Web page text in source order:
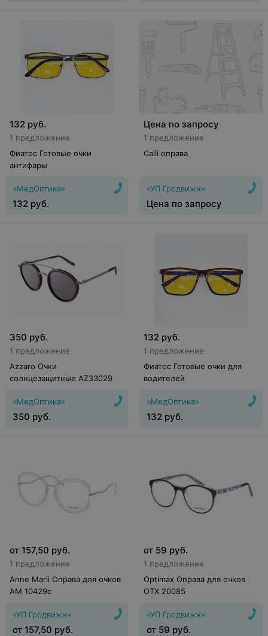
132 руб.
1 предложение
Фиатос Готовые очки
антифары
«МедОптика»
132 руб.
Цена по запросу
1 предложение
Caili оправа
«УП Гродвижн»
Цена по запросу
350 руб.
1 предложение
Azzaro Очки
солнцезащитные AZ33029
«МедОптика»
350 руб.
132 руб.
1 предложение
Фиатос Готовые очки для
водителей
«МедОптика»
132 руб.
от 157,50 руб.
1 предложение
Anne Marii Оправа для очков
AM 10429c
«УП Гродвижн»
от 157,50 руб.
от 59 руб.
1 предложение
Optimax Оправа для очков
OTX 20085
«УП Гродвижн»
от 59 руб.